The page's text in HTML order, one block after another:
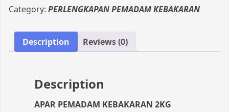
Category: PERLENGKAPAN PEMADAM KEBAKARAN
Description Reviews (0)
Description
APAR PEMADAM KEBAKARAN 2KG